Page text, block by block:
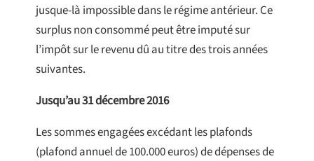
jusque-là impossible dans le régime antérieur. Ce
surplus non consommé peut être imputé sur
l’impôt sur le revenu dû au titre des trois années
suivantes.
Jusqu’au 31 décembre 2016
Les sommes engagées excédant les plafonds
(plafond annuel de 100.000 euros) de dépenses de